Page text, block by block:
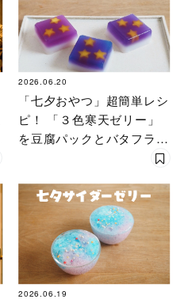
2026.06.20
「七夕おやつ」超簡単レシ
ピ！ 「３色寒天ゼリー」
を豆腐パックとバタフライ
2026.06.19